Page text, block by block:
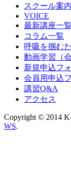
スクール案内
VOICE
最新講座一覧
コラム一覧
呼吸を掴む
動画学習（
新規申込フ
会員用申込
講習Q&A
アクセス
Copyright © 2014
WS.